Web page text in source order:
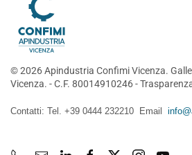
©2026Apindustria Confimi Vicenza.
Vicenza. - C.F. 80014910246 -
Contatti: Tel. +39 0444 232210 Email